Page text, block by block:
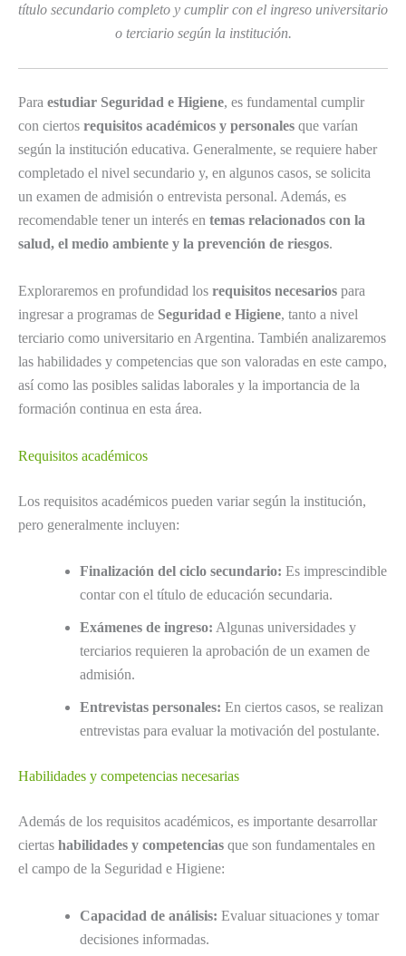
título secundario completo y cumplir con el ingreso universitario
o terciario según la institución.
Para estudiar Seguridad e Higiene, es fundamental cumplir
con ciertos requisitos académicos y personales que varían
según la institución educativa. Generalmente, se requiere haber
completado el nivel secundario y, en algunos casos, se solicita
un examen de admisión o entrevista personal. Además, es
recomendable tener un interés en temas relacionados con la
salud, el medio ambiente y la prevención de riesgos.
Exploraremos en profundidad los requisitos necesarios para
ingresar a programas de Seguridad e Higiene, tanto a nivel
terciario como universitario en Argentina. También analizaremos
las habilidades y competencias que son valoradas en este campo,
así como las posibles salidas laborales y la importancia de la
formación continua en esta área.
Requisitos académicos
Los requisitos académicos pueden variar según la institución,
pero generalmente incluyen:
Finalización del ciclo secundario: Es imprescindible
contar con el título de educación secundaria.
Exámenes de ingreso: Algunas universidades y
terciarios requieren la aprobación de un examen de
admisión.
Entrevistas personales: En ciertos casos, se realizan
entrevistas para evaluar la motivación del postulante.
Habilidades y competencias necesarias
Además de los requisitos académicos, es importante desarrollar
ciertas habilidades y competencias que son fundamentales en
el campo de la Seguridad e Higiene:
Capacidad de análisis: Evaluar situaciones y tomar
decisiones informadas.